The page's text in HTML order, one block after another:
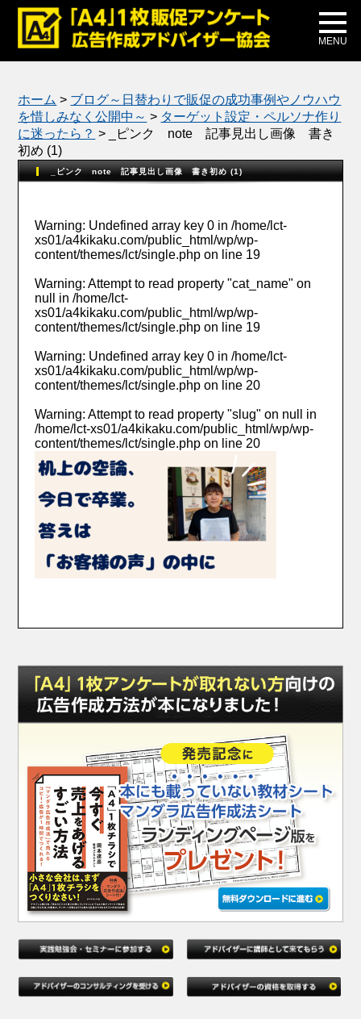
MENU
メディア掲載
公式ブログ
ホーム > ブログ～日替わりで販促の成功事例やノウハウ
を惜しみなく公開中～ > ターゲット設定・ペルソナ作り
に迷ったら？ >
_ピンク note 記事見出し画像 書き
初め (1)
_ピンク note 記事見出し画像 書き初め (1)
Warning: Undefined array key 0 in/home/lct-
xs01/a4kikaku.com/public_html/wp/wp-
content/themes/lct/single.php on line 19
Warning: Attempt to read property "cat_name" on
null in/home/lct-
xs01/a4kikaku.com/public_html/wp/wp-
content/themes/lct/single.php on line 19
Warning: Undefined array key 0 in/home/lct-
xs01/a4kikaku.com/public_html/wp/wp-
content/themes/lct/single.php on line 20
Warning: Attempt to read property "slug" on null in
/home/lct-xs01/a4kikaku.com/public_html/wp/wp-
content/themes/lct/single.php on line 20